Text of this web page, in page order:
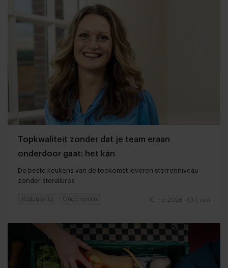
Topkwaliteit zonder dat je team eraan
onderdoor gaat: het kán
De beste keukens van de toekomst leveren sterrenniveau
zonder sterallures
10 mei 2026 5 min
Restaurants Ondernemen